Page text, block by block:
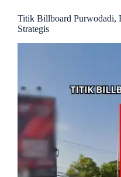
Titik Billboard Purwodadi,
Strategis